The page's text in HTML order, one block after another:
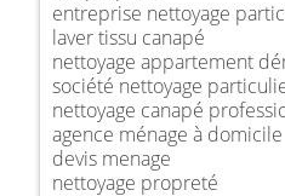
entreprise nettoyage
laver tissu canapé
nettoyage appartement
société nettoyage
nettoyage canapé
agence ménage à domicile
devis menage
nettoyage propreté